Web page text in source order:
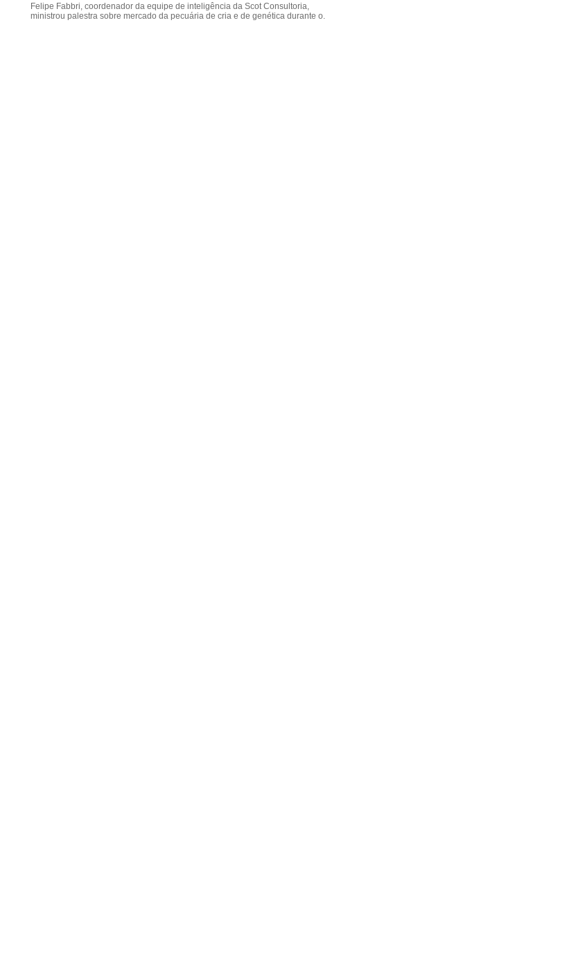
Felipe Fabbri, coordenador da equipe de inteligência da Scot Consultoria,
ministrou palestra sobre mercado da pecuária de cria e de genética durante o.